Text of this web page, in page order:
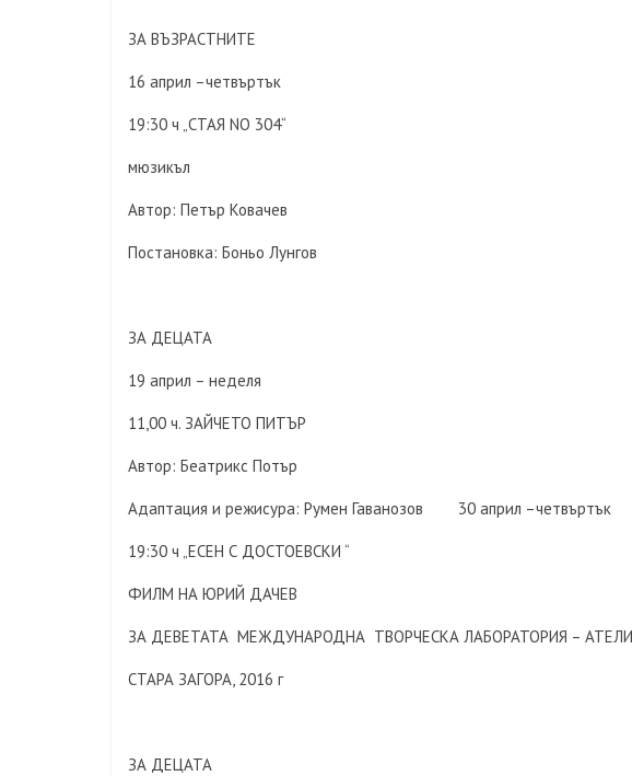
ЗА ВЪЗРАСТНИТЕ
16 април –четвъртък
19:30 ч „СТАЯ NO 304“
мюзикъл
Автор: Петър Ковачев
Постановка: Боньо Лунгов
ЗА ДЕЦАТА
19 април – неделя
11,00 ч. ЗАЙЧЕТО ПИТЪР
Автор: Беатрикс Потър
Адаптация и режисура: Румен Гаванозов 30 април –четвъртък
19:30 ч „ЕСЕН С ДОСТОЕВСКИ “
ФИЛМ НА ЮРИЙ ДАЧЕВ
ЗА ДЕВЕТАТА МЕЖДУНАРОДНА ТВОРЧЕСКА ЛАБОРАТОРИЯ –
СТАРА ЗАГОРА, 2016 г
ЗА ДЕЦАТА